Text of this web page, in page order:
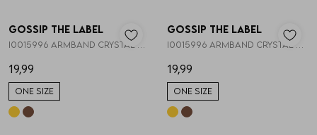
Skorts
T-shirts
Truien
Broche
Giftboxen
Steentje/bedel
Parfum
Zonnebrillen
Sokken
1/1
Gossip the Label
19,99
ONE SIZE
1/1
Gossip the Label
19,99
ONE SIZE